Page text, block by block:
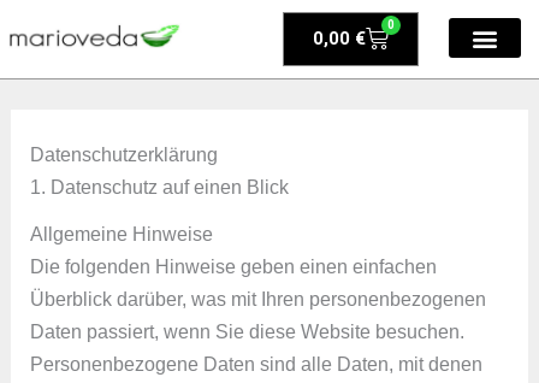
Inhalt
springen
0,00 €
0
Warenkorb
Datenschutz­erklärung
1. Datenschutz auf einen Blick
Allgemeine Hinweise
Die folgenden Hinweise geben einen einfachen
Überblick darüber, was mit Ihren personenbezogenen
Daten passiert, wenn Sie diese Website besuchen.
Personenbezogene Daten sind alle Daten, mit denen